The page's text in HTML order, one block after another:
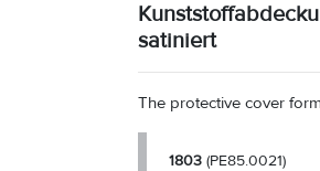
satiniert
The protective cover
1803 (PE85.0021)